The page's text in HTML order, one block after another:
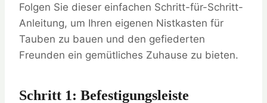
Folgen Sie dieser einfachen Schritt-für-Schritt-
Anleitung, um Ihren eigenen Nistkasten für
Tauben zu bauen und den gefiederten
Freunden ein gemütliches Zuhause zu bieten.
Schritt 1: Befestigungsleiste